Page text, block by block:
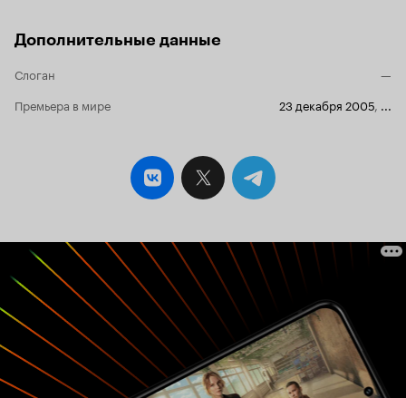
Дополнительные данные
Слоган
—
Премьера в мире
23 декабря 2005